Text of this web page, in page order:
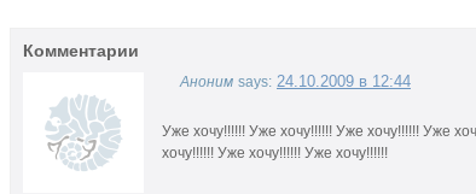
Комментарии
Аноним says: 24.10.2009 в 12:44
Уже хочу!!!!!! Уже хочу!!!!!! Уже хочу!!!!!! Уже
хочу!!!!!! Уже хочу!!!!!! Уже хочу!!!!!!